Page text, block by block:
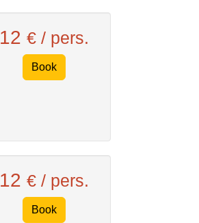
12€ / pers.
Book
12€ / pers.
Book